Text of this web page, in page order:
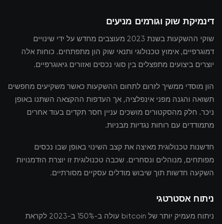
דינמיקת שוק וגורמים מניעים
שוקי ההשקעות בשנת 2023 מעוצבים מחדש על ידי שינויים
דמוגרפיים, אימוץ טכנולוגי ותנאי שוק הון מתפתחים. כוחות אלה
יוצרים ביצועים מתפצלים בין סוגי נכסים ואזורים גיאוגרפיים.
הון מוסדי ממשיך לזרום לתחום ההשקעות כאשר משקיעים מחפשים
תשואה והגנה מפני אינפלציה, אך העדפות ההקצאה השתנו באופן
ניכר. חלק מהסקטורים מושכים עניין חסר תקדים בעוד אחרים
מתמודדים עם רוחות נגדיות מבניות.
חדשנות טכנולוגית מאיצה את קצב השינוי באופן שבו נכסים
מפותחים, מנוהלים ונסחרים. שכבה טכנולוגית זו יוצרת הזדמנויות
השקעה חדשות תוך שיבוש מודלים עסקיים מסורתיים.
ניתוח אסטרטגי
ניתוח מעמיק יותר של bitcoin עולה ב-150% ב-2023 לקראת